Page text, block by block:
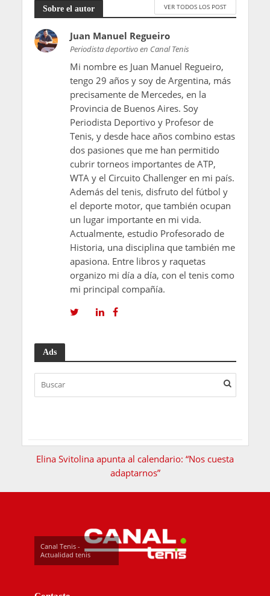
Sobre el autor VER TODOS LOS POST
Juan Manuel Regueiro
Periodista deportivo en Canal Tenis
Mi nombre es Juan Manuel Regueiro,
tengo 29 años y soy de Argentina, más
precisamente de Mercedes, en la
Provincia de Buenos Aires. Soy
Periodista Deportivo y Profesor de
Tenis, y desde hace años combino estas
dos pasiones que me han permitido
cubrir torneos importantes de ATP,
WTA y el Circuito Challenger en mi país.
Además del tenis, disfruto del fútbol y
el deporte motor, que también ocupan
un lugar importante en mi vida.
Actualmente, estudio Profesorado de
Historia, una disciplina que también me
apasiona. Entre libros y raquetas
organizo mi día a día, con el tenis como
mi principal compañía.
Ads
Elina Svitolina apunta al calendario: “Nos cuesta
adaptarnos”
Canal Tenis -
Actualidad tenis